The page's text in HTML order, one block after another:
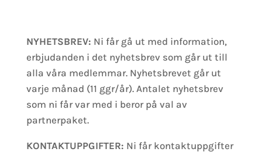
NYHETSBREV: Ni får gå ut med information,
erbjudanden i det nyhetsbrev som går ut till
alla våra medlemmar. Nyhetsbrevet går ut
varje månad (11 ggr/år). Antalet nyhetsbrev
som ni får var med i beror på val av
partnerpaket.
KONTAKTUPPGIFTER: Ni får kontaktuppgifter